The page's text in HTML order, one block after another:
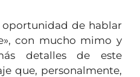
oportunidad de hablar
con mucho mimo y
detalles de este
que, personalmente,